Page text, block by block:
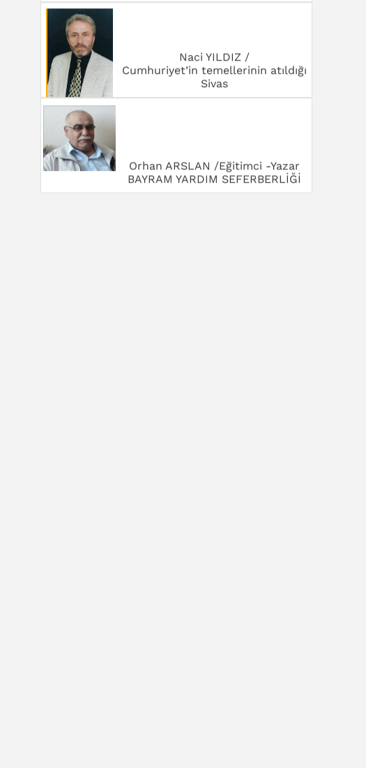
Naci YILDIZ /
Cumhuriyet’in temellerinin atıldığı
Sivas
Orhan ARSLAN /Eğitimci -Yazar
BAYRAM YARDIM SEFERBERLİĞİ